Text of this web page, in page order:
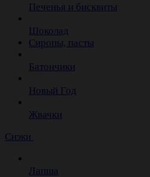
Печенья и бисквиты
Шоколад
Сиропы, пасты
Батончики
Новый Год
Жвачки
Снэки
Лапша